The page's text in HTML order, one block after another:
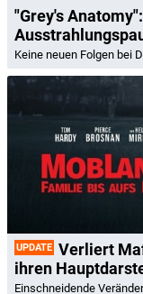
"Grey's
Keine neuen Folgen bei
UPDATE Verliert
ihren
Einschneidende